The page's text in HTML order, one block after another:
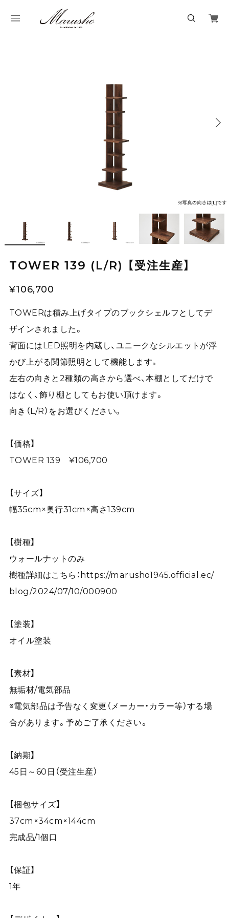
TOWER 139 (L/R) 【受注生産】
¥106,700
TOWERは積み上げタイプのブックシェルフとしてデ
ザインされました。
背面にはLED照明を内蔵し、ユニークなシルエットが浮
かび上がる関節照明として機能します。
左右の向きと2種類の高さから選べ、本棚としてだけで
はなく、飾り棚としてもお使い頂けます。
向き（L/R）をお選びください。
【価格】
TOWER 139 ¥106,700
【サイズ】
幅35cm×奥行31cm×高さ139cm
【樹種】
ウォールナットのみ
樹種詳細はこちら： https://marusho1945.official.ec/
blog/2024/07/10/000900
【塗装】
オイル塗装
【素材】
無垢材/電気部品
※電気部品は予告なく変更（メーカー・カラー等）する場
合があります。予めご了承ください。
【納期】
45日～60日（受注生産）
【梱包サイズ】
37cm×34cm×144cm
完成品/1個口
【保証】
1年